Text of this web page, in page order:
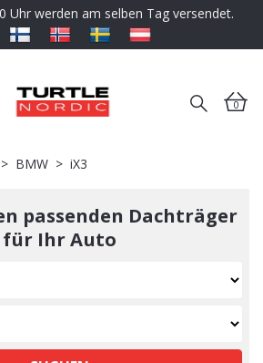
Uhr werden am selben Tag versendet.
0
BMW iX3
passenden Dachträger
für Ihr Auto